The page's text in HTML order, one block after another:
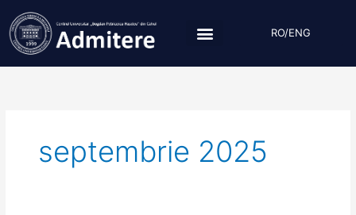
content
RO/ENG
septembrie 2025